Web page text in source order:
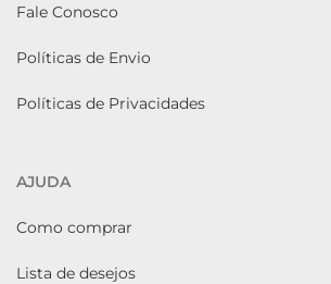
Fale Conosco
Políticas de Envio
Políticas de Privacidades
AJUDA
Como comprar
Lista de desejos